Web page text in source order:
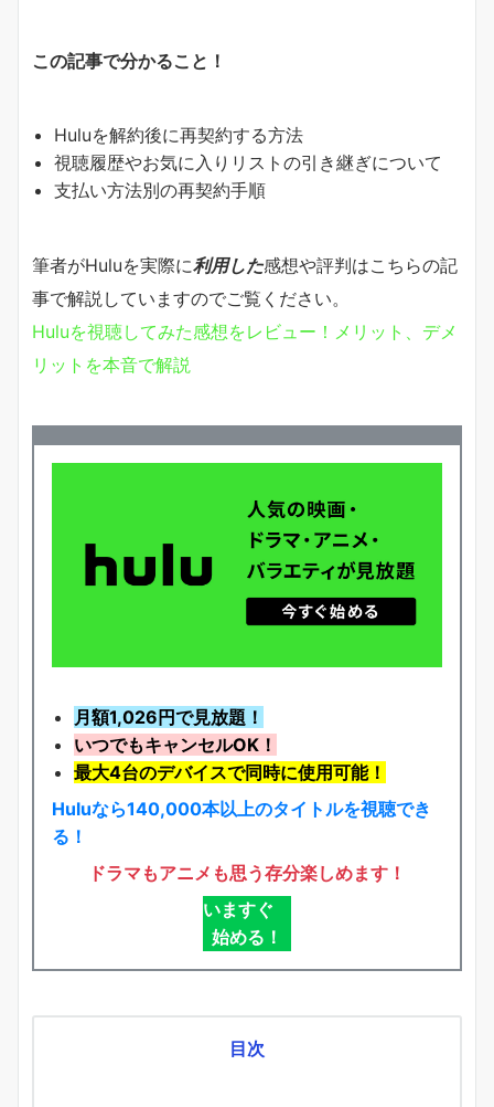
この記事で分かること！
Huluを解約後に再契約する方法
視聴履歴やお気に入りリストの引き継ぎについて
支払い方法別の再契約手順
筆者がHuluを実際に利用した感想や評判はこちらの記
事で解説していますのでご覧ください。
Huluを視聴してみた感想をレビュー！メリット、デメ
リットを本音で解説
月額1,026円で見放題！
いつでもキャンセルOK！
最大4台のデバイスで同時に使用可能！
Huluなら140,000本以上のタイトルを視聴でき
る！
ドラマもアニメも思う存分楽しめます！
いますぐ
始める！
目次